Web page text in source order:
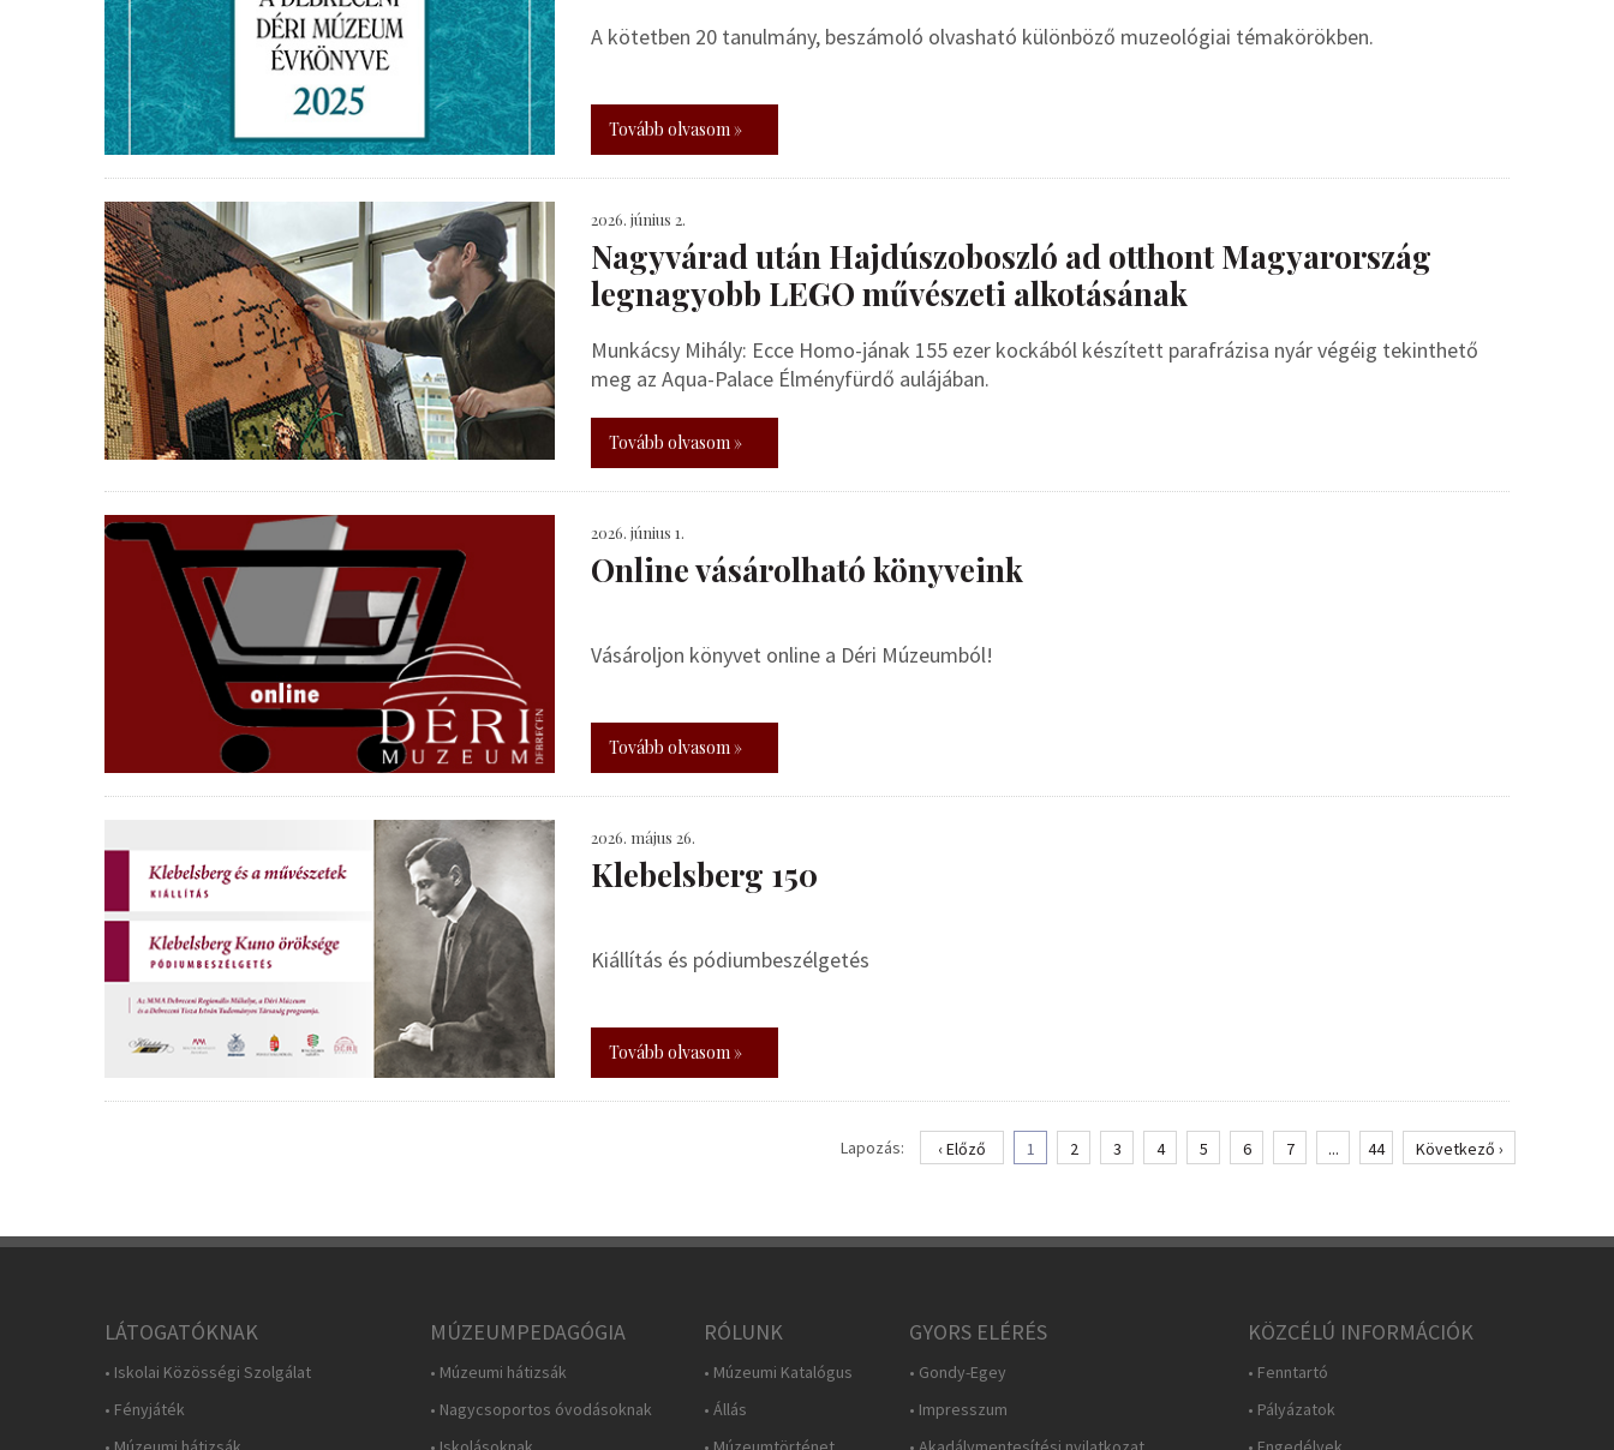
A kötetben 20 tanulmány, beszámoló olvasható különböző muzeológiai témakörökben.
Tovább olvasom »
2026. június 2.
Nagyvárad után Hajdúszoboszló ad otthont Magyarország
legnagyobb LEGO művészeti alkotásának
Munkácsy Mihály: Ecce Homo-jának 155 ezer kockából készített parafrázisa nyár végéig tekinthető
meg az Aqua-Palace Élményfürdő aulájában.
Tovább olvasom »
2026. június 1.
Online vásárolható könyveink
Vásároljon könyvet online a Déri Múzeumból!
Tovább olvasom »
2026. május 26.
Klebelsberg 150
Kiállítás és pódiumbeszélgetés
Tovább olvasom »
Lapozás: ‹ Előző 1 2 3 4 5 6 7 ... 44 Következő ›
LÁTOGATÓKNAK
• Iskolai Közösségi Szolgálat
• Fényjáték
MÚZEUMPEDAGÓGIA
• Múzeumi hátizsák
• Nagycsoportos óvodásoknak
RÓLUNK
• Múzeumi Katalógus
• Állás
GYORS ELÉRÉS
• Gondy-Egey
• Impresszum
KÖZCÉLÚ INFORMÁCIÓK
• Fenntartó
• Pályázatok